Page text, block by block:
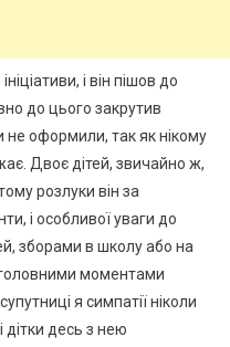
і він пішов до
до цього закрутив
не оформили, так як нікому
Двоє дітей, звичайно ж,
розлуки він за
і особливої уваги до
зборами в школу або на
головними моментами
я симпатії ніколи
дітки десь з нею